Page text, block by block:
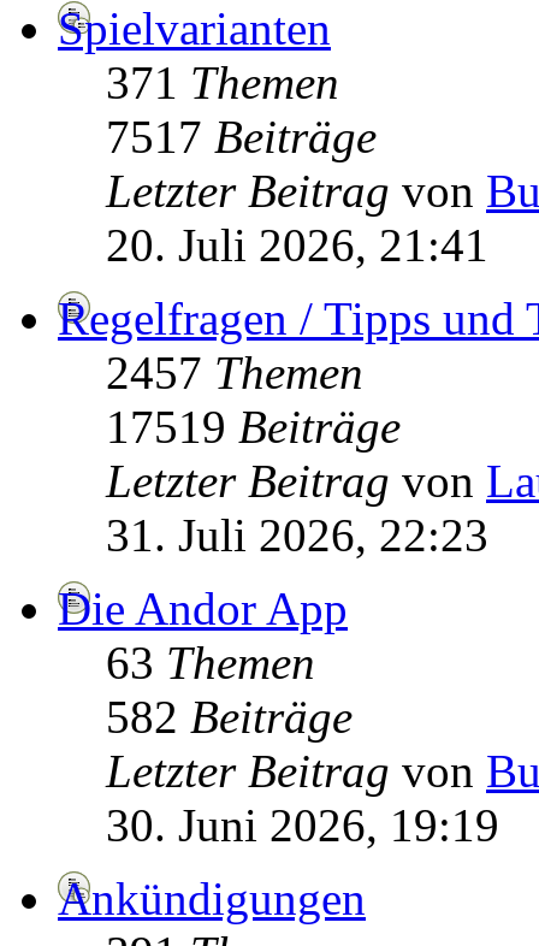
Spielvarianten
371 Themen
7517 Beiträge
Letzter Beitrag von
20. Juli 2026, 21:41
Regelfragen / Tipps und
2457 Themen
17519 Beiträge
Letzter Beitrag von
31. Juli 2026, 22:23
Die Andor App
63 Themen
582 Beiträge
Letzter Beitrag von
30. Juni 2026, 19:19
Ankündigungen